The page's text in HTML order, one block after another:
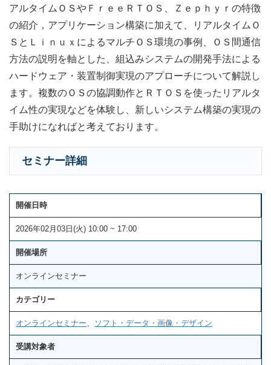
アルタイムＯＳやＦｒｅｅＲＴＯＳ、Ｚｅｐｈｙｒの特徴
の紹介，アプリケーション構築に加えて、リアルタイムＯ
ＳとＬｉｎｕｘによるマルチＯＳ環境の事例、ＯＳ間通信
方法の説明を軸とした、組込みシステムの開発手法による
ハードウェア・装置制御実現のアプローチについて解説し
ます。複数のＯＳの協調動作とＲＴＯＳを使ったリアルタ
イム性の実現などを体験し、新しいシステム構築の実現の
手助けになればと考えております。
セミナー詳細
開催日時
2026年02月03日(火) 10:00 ~ 17:00
開催場所
オンラインセミナー
カテゴリー
オンラインセミナー、 ソフト・データ・画像・デザイン
受講対象者